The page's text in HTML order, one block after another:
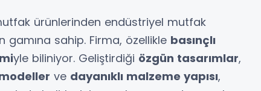
ürünlerinden endüstriyel mutfak
sahip. Firma, özellikle basınçlı
yle biliniyor. Geliştirdiği özgün tasarımlar,
ve dayanıklı malzeme yapısı,